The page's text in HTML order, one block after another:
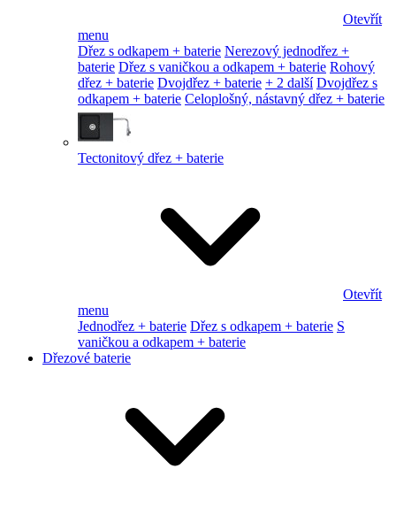
Otevřít
menu
Dřez s odkapem + baterie Nerezový jednodřez +
baterie Dřez s vaničkou a odkapem + baterie Rohový
dřez + baterie Dvojdřez + baterie + 2 další Dvojdřez s
odkapem + baterie Celoplošný, nástavný dřez + baterie
Tectonitový dřez + baterie
Otevřít
menu
Jednodřez + baterie Dřez s odkapem + baterie S
vaničkou a odkapem + baterie
Dřezové baterie